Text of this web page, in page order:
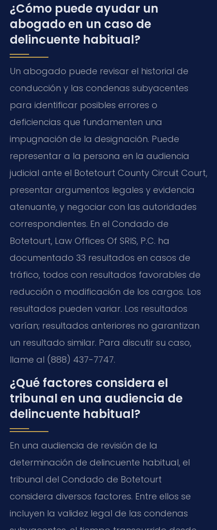
¿Cómo puede ayudar un
abogado en un caso de
delincuente habitual?
Un abogado puede revisar el historial de
conducción y las condenas subyacentes
para identificar posibles errores o
deficiencias que fundamenten una
impugnación de la designación. Puede
representar a la persona en la audiencia
judicial ante el Botetourt County Circuit Court,
presentar argumentos legales y evidencia
atenuante, y negociar con las autoridades
correspondientes. En el Condado de
Botetourt, Law Offices Of SRIS, P.C. ha
documentado 33 resultados en casos de
tráfico, todos con resultados favorables de
reducción o modificación de los cargos. Los
resultados pueden variar. Los resultados
varían; resultados anteriores no garantizan
un resultado similar. Para discutir su caso,
llame al (888) 437-7747.
¿Qué factores considera el
tribunal en una audiencia de
delincuente habitual?
En una audiencia de revisión de la
determinación de delincuente habitual, el
tribunal del Condado de Botetourt
considera diversos factores. Entre ellos se
incluyen la validez legal de las condenas